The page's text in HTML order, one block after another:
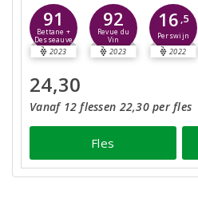
91
Bettane +
Desseauve
2023
92
Revue du
Vin
2023
16 ,5
Perswijn
2022
24,30
Vanaf 12 flessen 22,30 per fles
Fles